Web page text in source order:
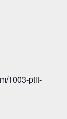
1003-ptit-